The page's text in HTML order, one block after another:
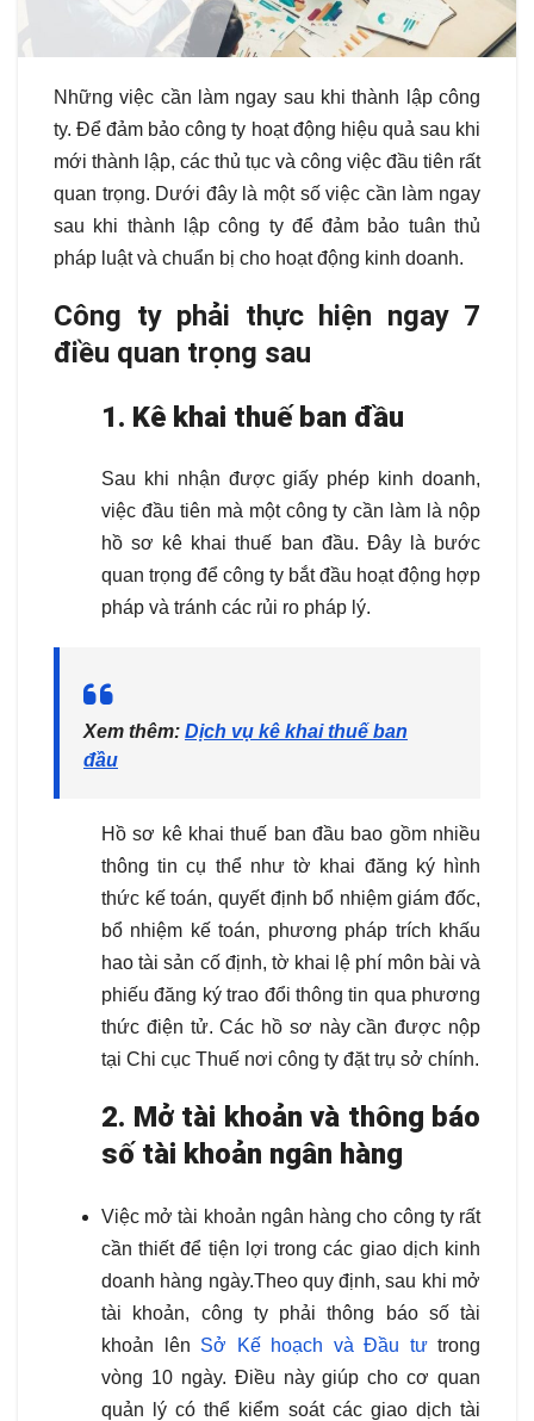
Những việc cần làm ngay sau khi thành lập công
ty. Để đảm bảo công ty hoạt động hiệu quả sau khi
mới thành lập, các thủ tục và công việc đầu tiên rất
quan trọng. Dưới đây là một số việc cần làm ngay
sau khi thành lập công ty để đảm bảo tuân thủ
pháp luật và chuẩn bị cho hoạt động kinh doanh.
Công ty phải thực hiện ngay 7
điều quan trọng sau
1. Kê khai thuế ban đầu
Sau khi nhận được giấy phép kinh doanh,
việc đầu tiên mà một công ty cần làm là nộp
hồ sơ kê khai thuế ban đầu. Đây là bước
quan trọng để công ty bắt đầu hoạt động hợp
pháp và tránh các rủi ro pháp lý.
Xem thêm: Dịch vụ kê khai thuế ban
đầu
Hồ sơ kê khai thuế ban đầu bao gồm nhiều
thông tin cụ thể như tờ khai đăng ký hình
thức kế toán, quyết định bổ nhiệm giám đốc,
bổ nhiệm kế toán, phương pháp trích khấu
hao tài sản cố định, tờ khai lệ phí môn bài và
phiếu đăng ký trao đổi thông tin qua phương
thức điện tử. Các hồ sơ này cần được nộp
tại Chi cục Thuế nơi công ty đặt trụ sở chính.
2. Mở tài khoản và thông báo
số tài khoản ngân hàng
Việc mở tài khoản ngân hàng cho công ty rất
cần thiết để tiện lợi trong các giao dịch kinh
doanh hàng ngày.Theo quy định, sau khi mở
tài khoản, công ty phải thông báo số tài
khoản lên Sở Kế hoạch và Đầu tưtrong
vòng 10 ngày. Điều này giúp cho cơ quan
quản lý có thể kiểm soát các giao dịch tài